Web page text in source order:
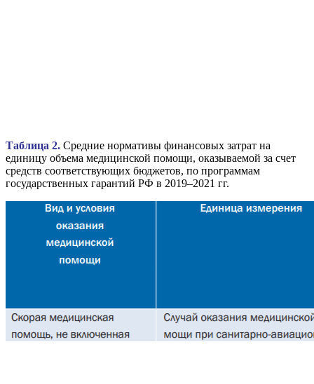
Таблица 2. Средние нормативы финансовых затрат на
единицу объема медицинской помощи, оказываемой за счет
средств соответствующих бюджетов, по программам
государственных гарантий РФ в 2019–2021 гг.